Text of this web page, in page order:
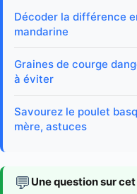
Décoder la différence
mandarine
Graines de courge
à éviter
Savourez le poulet
mère, astuces
💬 Une question sur